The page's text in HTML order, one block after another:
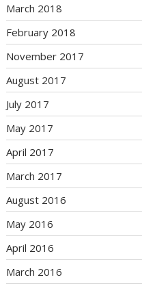
March 2018
February 2018
November 2017
August 2017
July 2017
May 2017
April 2017
March 2017
August 2016
May 2016
April 2016
March 2016